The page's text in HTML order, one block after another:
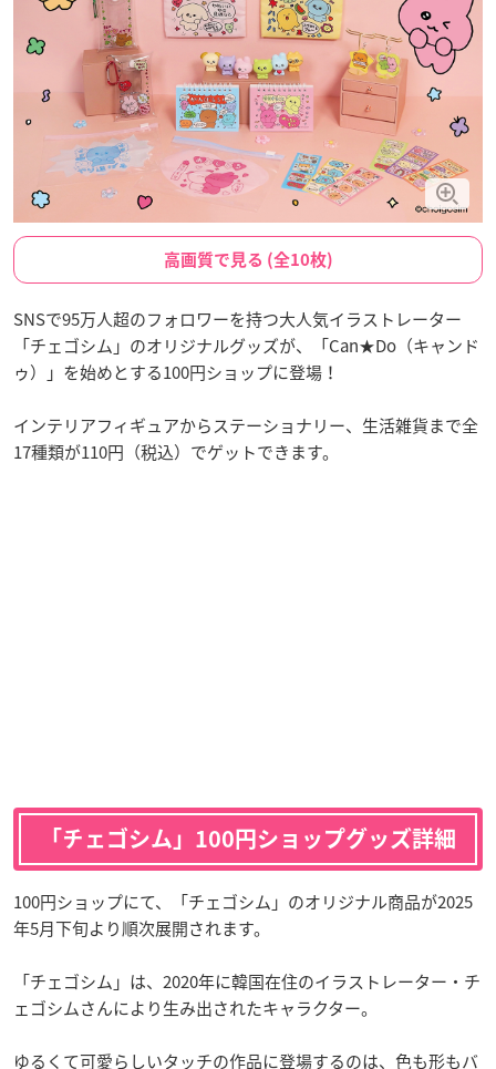
高画質で見る (全10枚)
SNSで95万人超のフォロワーを持つ大人気イラストレーター
「チェゴシム」のオリジナルグッズが、「Can★Do（キャンド
ゥ）」を始めとする100円ショップに登場！
インテリアフィギュアからステーショナリー、生活雑貨まで全
17種類が110円（税込）でゲットできます。
「チェゴシム」100円ショップグッズ詳細
100円ショップにて、「チェゴシム」のオリジナル商品が2025
年5月下旬より順次展開されます。
「チェゴシム」は、2020年に韓国在住のイラストレーター・チ
ェゴシムさんにより生み出されたキャラクター。
ゆるくて可愛らしいタッチの作品に登場するのは、色も形もバ